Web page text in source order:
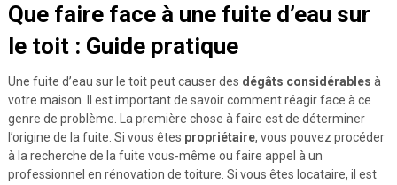
Que faire face à une fuite d’eau sur
le toit : Guide pratique
Une fuite d’eau sur le toit peut causer des dégâts considérables à
votre maison. Il est important de savoir comment réagir face à ce
genre de problème. La première chose à faire est de déterminer
l’origine de la fuite. Si vous êtes propriétaire, vous pouvez procéder
à la recherche de la fuite vous-même ou faire appel à un
professionnel en rénovation de toiture. Si vous êtes locataire, il est